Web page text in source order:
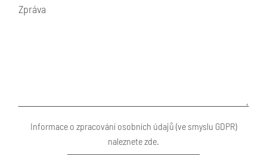
Informace o zpracování osobních údajů (ve smyslu GDPR)
naleznetezde.